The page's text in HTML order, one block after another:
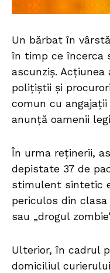
Un bărbat în
în timp ce încerca
ascunziș.
polițiștii și
comun cu
anunță oamenii
În urma reținerii,
depistate 37 de
stimulent sintetic
periculos din clasa
sau „drogul
Ulterior, în cadrul
domiciliul